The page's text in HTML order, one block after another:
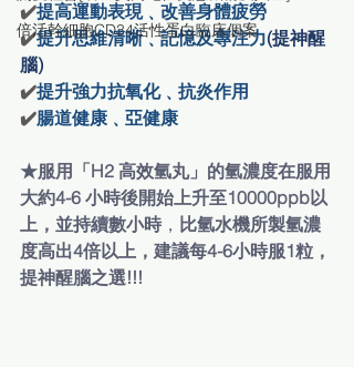
倍活幹細胞CD34活性蛋白臨床個案
✔️提高運動表現﹑改善身體疲勞
✔️提升思維清晰﹑記憶及專注力(提神醒
腦)
✔️提升強力抗氧化﹑抗炎作用
✔️腸道健康﹑亞健康
★服用「H2 高效氫丸」的氫濃度在服用
大約4-6 小時後開始上升至10000ppb以
上，並持續數小時， 比氫水機所製氫濃
度高出4倍以上，建議每4-6小時服1粒，
提神醒腦之選!!!